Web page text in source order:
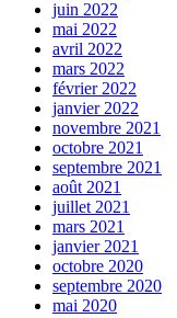
juin 2022
mai 2022
avril 2022
mars 2022
février 2022
janvier 2022
novembre 2021
octobre 2021
septembre 2021
août 2021
juillet 2021
mars 2021
janvier 2021
octobre 2020
septembre 2020
mai 2020